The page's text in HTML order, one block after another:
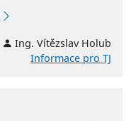
Ing. Vítězslav Holub
Informace pro TJ